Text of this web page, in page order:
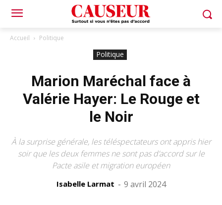
Accueil Politique
Politique
Marion Maréchal face à
Valérie Hayer: Le Rouge et
le Noir
À la surprise générale, les téléspectateurs ont appris hier
soir que les deux femmes ne sont pas d’accord sur le
Pacte asile et migration européen
Isabelle Larmat - 9 avril 2024